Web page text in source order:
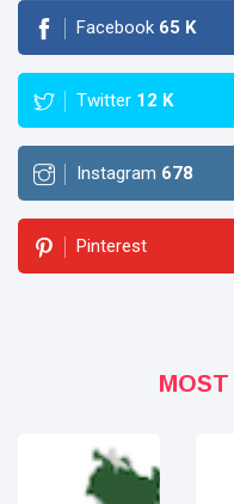
Facebook 65 K
Twitter 12 K
Instagram 678
Pinterest